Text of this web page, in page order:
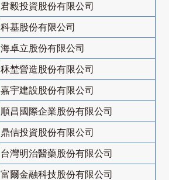
君毅投資股份有限公司
科基股份有限公司
海卓立股份有限公司
秝埜營造股份有限公司
嘉宇建設股份有限公司
順昌國際企業股份有限公司
鼎佶投資股份有限公司
台灣明治醫藥股份有限公司
富爾金融科技股份有限公司